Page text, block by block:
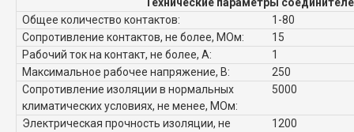
Общее количество контактов:
1-80
Сопротивление контактов, не более, МОм:
15
Рабочий ток на контакт, не более, А:
1
Максимальное рабочее напряжение, В:
250
Сопротивление изоляции в нормальных
климатических условиях, не менее, МОм:
5000
Электрическая прочность изоляции, не
1200